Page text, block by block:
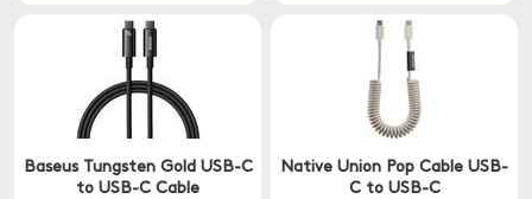
Baseus Tungsten Gold USB-C
to USB-C Cable
Native Union Pop Cable USB-
C to USB-C